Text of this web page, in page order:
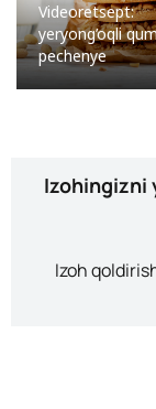
Videoretsept:
yeryong’oqli
pechenye
Izohingizni
Izoh